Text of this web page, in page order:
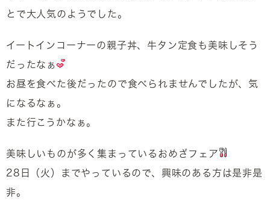
とで大人気のようでした。
イートインコーナーの親子丼、牛タン定食も美味しそう
だったなぁ
お昼を食べた後だったので食べられませんでしたが、気
になるなぁ。
また行こうかなぁ。
美味しいものが多く集まっているおめざフェア
28日（火）までやっているので、興味のある方は是非是
非。